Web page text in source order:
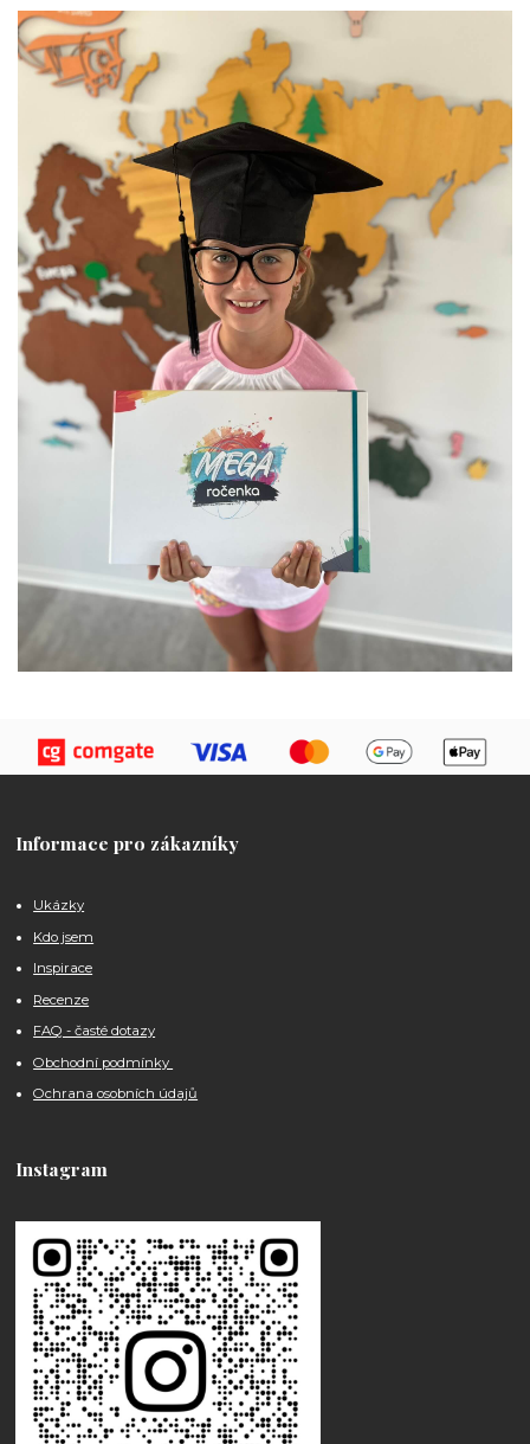
Informace pro zákazníky
Ukázky
Kdo jsem
Inspirace
Recenze
FAQ - časté dotazy
Obchodní podmínky
Ochrana osobních údajů
Instagram